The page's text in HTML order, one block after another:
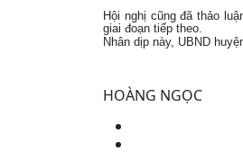
Hội nghị cũng đã thảo
giai đoạn tiếp theo.
Nhân dịp này, UBND
HOÀNG NGỌC